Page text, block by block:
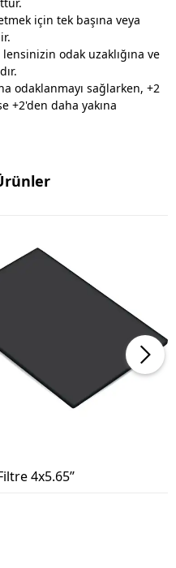
için tek başına veya
odak uzaklığına ve
odaklanmayı sağlarken, +2
+2'den daha yakına
4x5.65’’